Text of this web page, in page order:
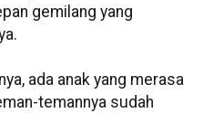
gemilang yang
ada anak yang merasa
temannya sudah